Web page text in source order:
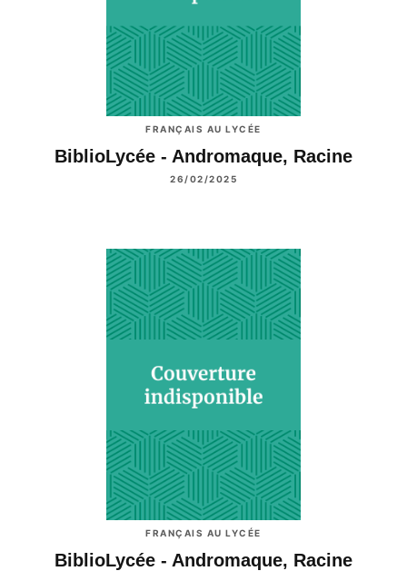
FRANÇAIS AU LYCÉE
BiblioLycée - Andromaque, Racine
26/02/2025
FRANÇAIS AU LYCÉE
BiblioLycée - Andromaque, Racine